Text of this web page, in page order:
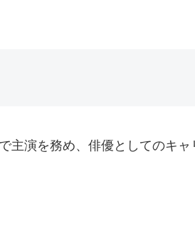
主演を務め、俳優としてのキ